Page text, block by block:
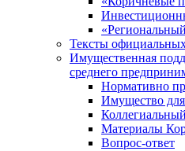
Тексты
Имущественная
среднего
Нормативно
Имущество для
Материалы
Вопрос-ответ